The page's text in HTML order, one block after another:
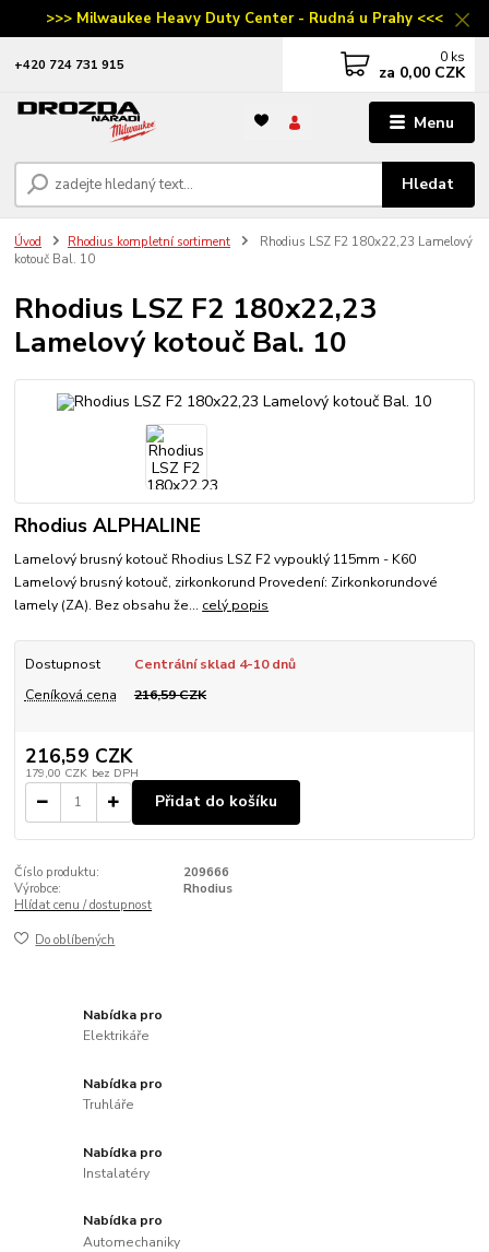
>>> Milwaukee Heavy Duty Center - Rudná u Prahy <<<
Menu
Hledat
‭+420 724 731 915 0 ks
za 0,00 CZK
Úvod Rhodius kompletní sortiment
Rhodius LSZ F2 180x22,23 Lamelový
kotouč Bal. 10
Rhodius LSZ F2 180x22,23
Lamelový kotouč Bal. 10
Rhodius ALPHALINE
Lamelový brusný kotouč Rhodius LSZ F2 vypouklý 115mm - K60
Lamelový brusný kotouč, zirkonkorund Provedení: Zirkonkorundové
lamely (ZA). Bez obsahu že... celý popis
Dostupnost
Centrální sklad 4-10 dnů
Ceníková cena
216,59 CZK
216,59 CZK
179,00 CZK bez DPH
Přidat do košíku
Číslo produktu:
209666
Výrobce:
Rhodius
Hlídat cenu / dostupnost
Do oblíbených
Nabídka pro
Elektrikáře
Nabídka pro
Truhláře
Nabídka pro
Instalatéry
Nabídka pro
Automechaniky